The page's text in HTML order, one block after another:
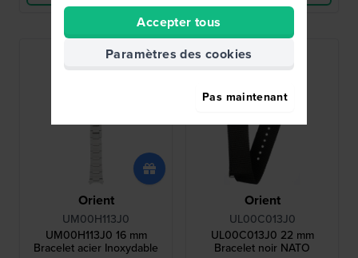
Orient
UM00H113J0
UM00H113J0 16 mm
Bracelet acier Inoxydable
Orient
UL00C013J0
UL00C013J0 22 mm
Bracelet noir NATO
Accepter tous
Paramètres des cookies
Pas maintenant